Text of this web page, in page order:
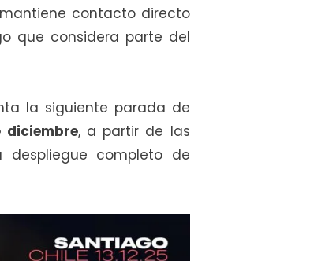
contacto directo
que considera parte del
la siguiente parada de
diciembre, a partir de las
despliegue completo de